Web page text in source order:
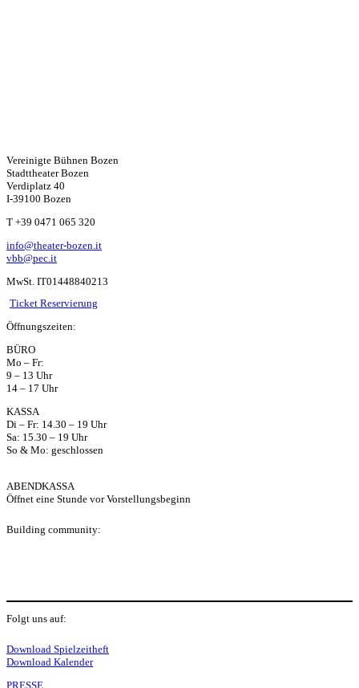
Vereinigte Bühnen Bozen
Stadttheater Bozen
Verdiplatz 40
I-39100 Bozen
T +39 0471 065 320
info@theater-bozen.it
vbb@pec.it
MwSt. IT01448840213
W
ha
ts
ap
p
Ticket Reservierung
Öffnungszeiten:
BÜRO
Mo – Fr:
9 – 13 Uhr
14 – 17 Uhr
KASSA
Di – Fr: 14.30 – 19 Uhr
Sa: 15.30 – 19 Uhr
So & Mo: geschlossen
ABENDKASSA
Öffnet eine Stunde vor Vorstellungsbeginn
Building community:
P
Folgt uns auf:
Y
Download Spielzeitheft
Download Kalender
PRESSE